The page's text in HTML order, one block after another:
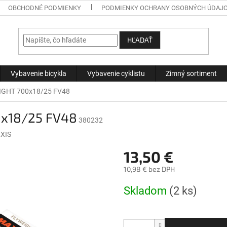
OBCHODNÉ PODMIENKY PODMIENKY OCHRANY OSOBNÝCH
HĽADAŤ
Vybavenie bicykla Vybavenie cyklistu Zimný sortiment
700x18/25 FV48
25 FV48 380232
13,50 €
10,98 € bez DPH
cena:
Skladom (2 ks)